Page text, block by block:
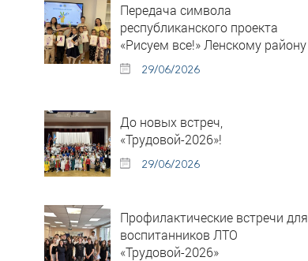
Передача символа
республиканского проекта
«Рисуем все!» Ленскому району
29/06/2026
До новых встреч,
«Трудовой-2026»!
29/06/2026
Профилактические встречи для
воспитанников ЛТО
«Трудовой-2026»